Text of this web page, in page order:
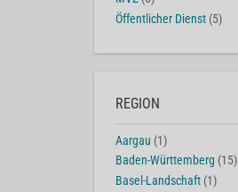
Öffentlicher Dienst (5)
REGION
Aargau (1)
Baden-Württemberg (15)
Basel-Landschaft (1)